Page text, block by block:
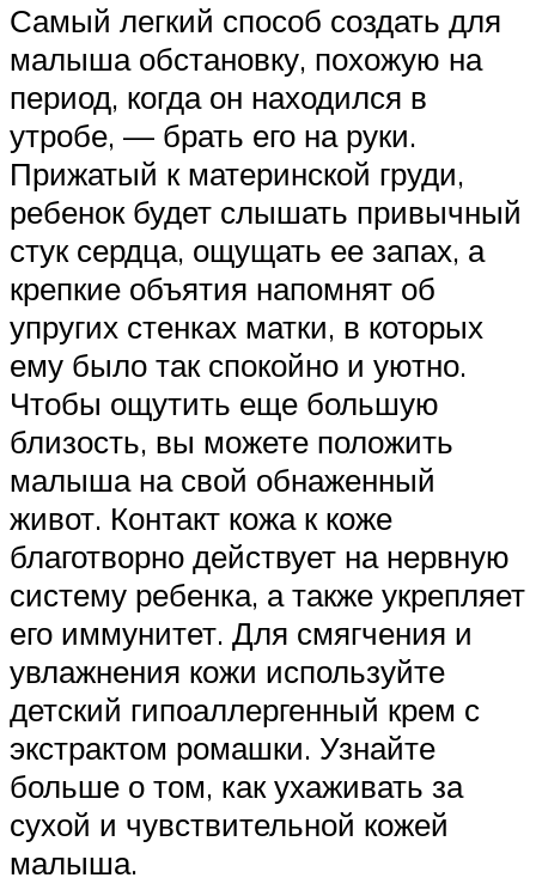
Самый легкий способ создать для
малыша обстановку, похожую на
период, когда он находился в
утробе, — брать его на руки.
Прижатый к материнской груди,
ребенок будет слышать привычный
стук сердца, ощущать ее запах, а
крепкие объятия напомнят об
упругих стенках матки, в которых
ему было так спокойно и уютно.
Чтобы ощутить еще большую
близость, вы можете положить
малыша на свой обнаженный
живот. Контакт кожа к коже
благотворно действует на нервную
систему ребенка, а также укрепляет
его иммунитет. Для смягчения и
увлажнения кожи используйте
детский гипоаллергенный крем с
экстрактом ромашки. Узнайте
больше о том, как ухаживать за
сухой и чувствительной кожей
малыша.